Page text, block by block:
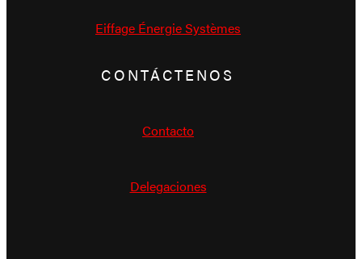
Eiffage Énergie Systèmes
CONTÁCTENOS
Contacto
Delegaciones